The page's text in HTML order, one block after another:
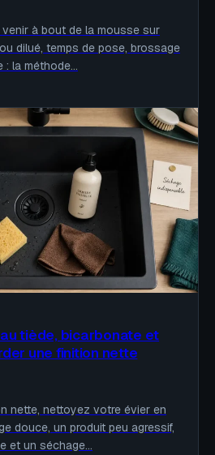
à bout de la mousse sur
dilué, temps de pose, brossage
: la méthode…
tiède, bicarbonate et
une finition nette
nette, nettoyez votre évier en
douce, un produit peu agressif,
et un séchage…